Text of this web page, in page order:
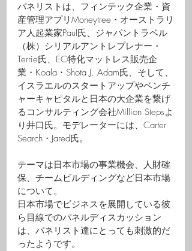
パネリストは、フィンテック企業・資
産管理アプリMoneytree・オーストラリ
ア人起業家Paul氏、ジャパントラベル
（株）シリアルアントレプレナー・
Terrie氏、EC特化マットレス販売企
業・Koala・Shota J. Adam氏、そして、
イスラエルのスタートアップやベンチ
ャーキャピタルと日本の大企業を繋げ
るコンサルティング会社Million Stepsよ
り井口氏。モデレーターには、Carter
Search・Jared氏。
テーマは日本市場の事業機会、人財確
保、チームビルディングなど日本市場
について。
日本市場でビジネスを展開している彼
ら目線でのパネルディスカッション
は、パネリスト達にとっても刺激的だ
ったようです。